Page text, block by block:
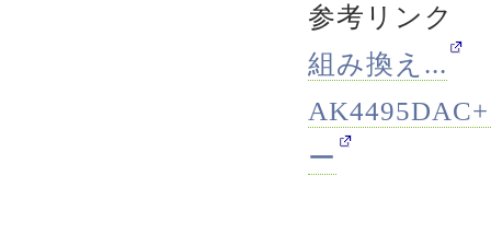
参考リンク
組み換え...
ー